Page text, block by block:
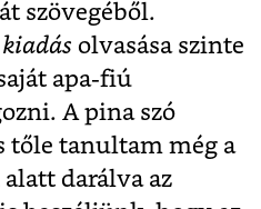
szövegéből.
olvasása szinte
apa-fiú
A pina szó
tőle tanultam még a
darálva az